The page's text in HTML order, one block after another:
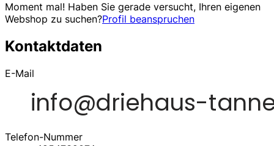
Moment mal! Haben Sie gerade versucht, Ihren eigenen
Webshop zu suchen?Profil beanspruchen
Kontaktdaten
E-Mail
Telefon-Nummer